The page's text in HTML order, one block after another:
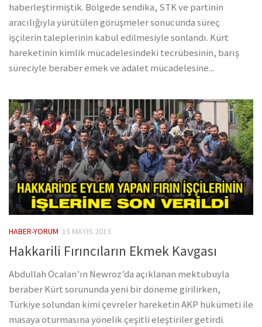
haberleştirmiştik. Bölgede sendika, STK ve partinin
aracılığıyla yürütülen görüşmeler sonucunda süreç
işçilerin taleplerinin kabul edilmesiyle sonlandı. Kürt
hareketinin kimlik mücadelesindeki tecrübesinin, barış
süreciyle beraber emek ve adalet mücadelesine...
HABER-YORUM 15 MAYIS 2013
Hakkarili Fırıncıların Ekmek Kavgası
Abdullah Öcalan’ın Newroz’da açıklanan mektubuyla
beraber Kürt sorununda yeni bir döneme girilirken,
Türkiye solundan kimi çevreler hareketin AKP hükümeti ile
masaya oturmasına yönelik çeşitli eleştiriler getirdi.